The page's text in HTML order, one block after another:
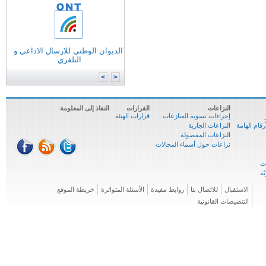
تكنولوجيات الاتصال
الديوان الوطني للارسال الاذاعي و
التلفزي
الهامة
النزاعات
إجراءات تسوية المنازعات
النزاعات الجارية
النزاعات المفصولة
نزاعات حول أسماء المجالات
القرارات
قرارات الهيئة
النفاذ إلى المعلومة
الاستقبال للاتصال بنا روابط مفيدة الأسئلة المتواترة
خريطة الموقع
التنصيصات القانونية